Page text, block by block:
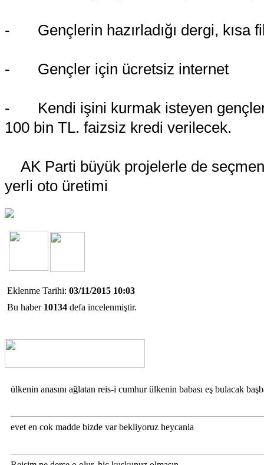
- Gençlerin hazırladığı dergi,
- Gençler için ücretsiz internet
-
Kendi işini kurmak isteyen
100 bin TL. faizsiz kredi verilecek.
AK Parti büyük projelerle de
yerli oto üretimi
Eklenme Tarihi: 03/11/2015 10:03
Bu haber 10134 defa incelenmiştir.
ülkenin anasını ağlatan reis-i cumhur ülkenin babası eş bulacak
evet en cok madde bizde var bekliyoruz heycanla